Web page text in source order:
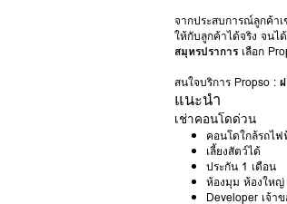
จากประสบการณ์ลูกค้า
ให้กับลูกค้าได้จริง จนไ
สมุทรปราการ เลือก
สนใจบริการ Propso :
แนะนำ
เช่าคอนโดด่วน
คอนโดใกล้รถไ
เลี้ยงสัตว์ได้
ประกัน 1 เดือน
ห้องมุม ห้องใหญ่
Developer เจ้า